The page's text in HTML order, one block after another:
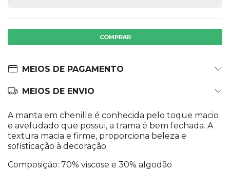
MEIOS DE PAGAMENTO
MEIOS DE ENVIO
A manta em chenille é conhecida pelo toque macio
e aveludado que possui, a trama é bem fechada. A
textura macia e firme, proporciona beleza e
sofisticação à decoração
Composição: 70% viscose e 30% algodão